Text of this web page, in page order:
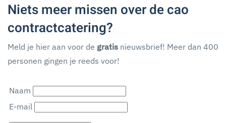
Niets meer missen over de cao
contractcatering?
Meld je hier aan voor de gratis nieuwsbrief! Meer dan 400
personen gingen je reeds voor!
Naam
E-mail